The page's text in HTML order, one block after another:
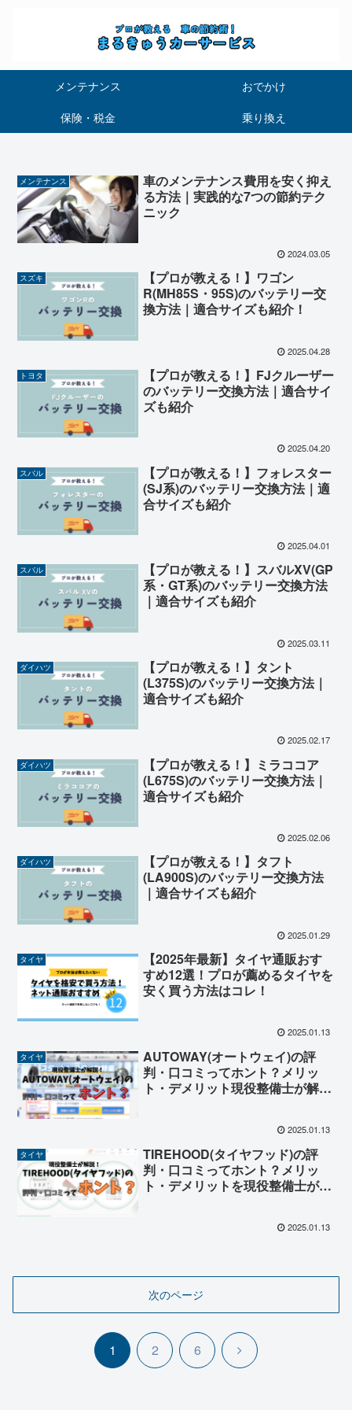
メンテナンス
おでかけ
保険・税金
乗り換え
メンテナンス
車のメンテナンス費用を安く抑え
る方法｜実践的な7つの節約テク
ニック
2024.03.05
スズキ
【プロが教える！】ワゴン
R(MH85S・95S)のバッテリー交
換方法｜適合サイズも紹介！
2025.04.28
トヨタ
【プロが教える！】FJクルーザー
のバッテリー交換方法｜適合サイ
ズも紹介
2025.04.20
スバル
【プロが教える！】フォレスター
(SJ系)のバッテリー交換方法｜適
合サイズも紹介
2025.04.01
スバル
【プロが教える！】スバルXV(GP
系・GT系)のバッテリー交換方法
｜適合サイズも紹介
2025.03.11
ダイハツ
【プロが教える！】タント
(L375S)のバッテリー交換方法｜
適合サイズも紹介
2025.02.17
ダイハツ
【プロが教える！】ミラココア
(L675S)のバッテリー交換方法｜
適合サイズも紹介
2025.02.06
ダイハツ
【プロが教える！】タフト
(LA900S)のバッテリー交換方法
｜適合サイズも紹介
2025.01.29
タイヤ
【2025年最新】タイヤ通販おす
すめ12選！プロが薦めるタイヤを
安く買う方法はコレ！
2025.01.13
タイヤ
AUTOWAY(オートウェイ)の評
判・口コミってホント？メリッ
ト・デメリット現役整備士が解
2025.01.13
タイヤ
TIREHOOD(タイヤフッド)の評
判・口コミってホント？メリッ
ト・デメリットを現役整備士が解
2025.01.13
次のページ
1 2 6
次